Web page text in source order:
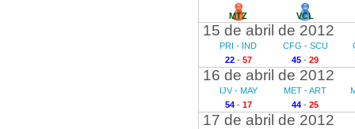
MTZ VCL
15 de abril de 2012
PRI - IND
22- 57
CFG - SCU
45 - 29
16 de abril de 2012
IJV - MAY
54- 17
MET - ART
44 - 25
17 de abril de 2012